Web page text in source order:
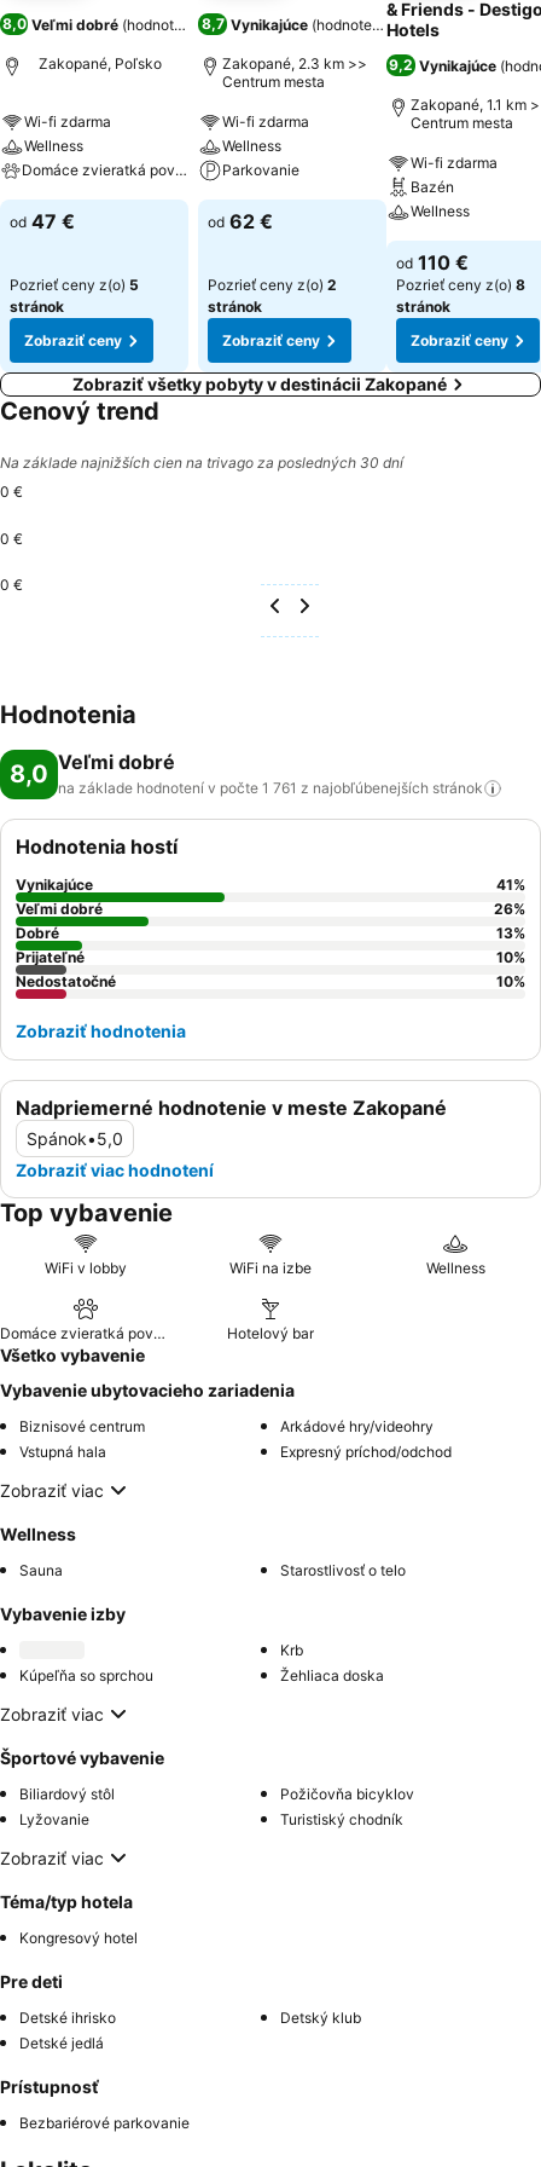
8,0 Veľmi dobré (hodnotenia: 1 761)
Zakopané, Poľsko
Wi-fi zdarma
Wellness
Domáce zvieratká povolené
od 47 €
Pozrieť ceny z(o) 5
stránok
Zobraziť ceny
8,7 Vynikajúce (hodnotenia: 1 636)
Zakopané, 2.3 km >>
Centrum mesta
Wi-fi zdarma
Wellness
Parkovanie
od 62 €
Pozrieť ceny z(o) 2
stránok
Zobraziť ceny
& Friends -
Hotels
9,2 Vynikajúce (
Zakopané, 1.1 km
Centrum mesta
Wi-fi zdarma
Bazén
Wellness
od 110 €
Pozrieť ceny z(o) 8
stránok
Zobraziť ceny
Zobraziť všetky pobyty v destinácii Zakopané
Cenový trend
Na základe najnižších cien na trivago za posledných 30 dní
0 €
0 €
0 €
Hodnotenia
8,0 Veľmi dobré
na základe hodnotení v počte 1 761 z najobľúbenejších stránok
Nadpriemerné hodnotenie v meste Zakopané
Spánok•5,0
Zobraziť viac hodnotení
Hodnotenia hostí
Vynikajúce 41%
Veľmi dobré
26%
Dobré
13%
Prijateľné
10%
Nedostatočné
10%
Zobraziť hodnotenia
Top vybavenie
WiFi v lobby WiFi na izbe Wellness
Domáce zvieratká povolené Hotelový bar
Všetko vybavenie
Vybavenie ubytovacieho zariadenia
Biznisové centrum
Arkádové hry/videohry
Vstupná hala
Expresný príchod/odchod
Zobraziť viac
Wellness
Sauna Starostlivosť o telo
Vybavenie izby
Krb
Kúpeľňa so sprchou
Žehliaca doska
Zobraziť viac
Športové vybavenie
Biliardový stôl
Požičovňa bicyklov
Lyžovanie
Turistiský chodník
Zobraziť viac
Téma/typ hotela
Kongresový hotel
Pre deti
Detské ihrisko
Detský klub
Detské jedlá
Prístupnosť
Bezbariérové parkovanie